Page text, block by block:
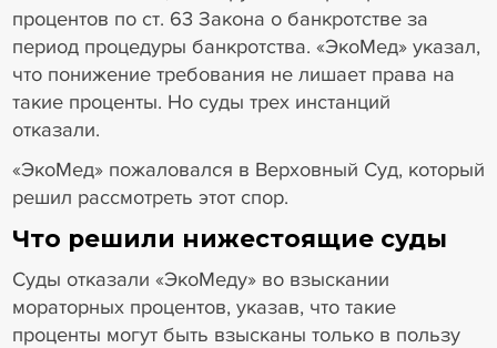
процентов по ст. 63 Закона о банкротстве за
период процедуры банкротства. «ЭкоМед» указал,
что понижение требования не лишает права на
такие проценты. Но суды трех инстанций
отказали.
«ЭкоМед» пожаловался в Верховный Суд, который
решил рассмотреть этот спор.
Что решили нижестоящие суды
Суды отказали «ЭкоМеду» во взыскании
мораторных процентов, указав, что такие
проценты могут быть взысканы только в пользу